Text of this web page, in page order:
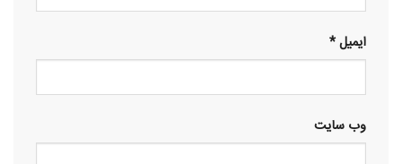
ایمیل*
وب‌ سایت